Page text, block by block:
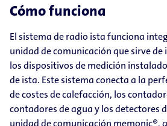
Cómo funciona
El sistema de radio ista funciona
unidad de comunicación que sirve
los dispositivos de medición
de ista. Este sistema conecta a la
de costes de calefacción, los
contadores de agua y los detectores
unidad de comunicación memonic®,